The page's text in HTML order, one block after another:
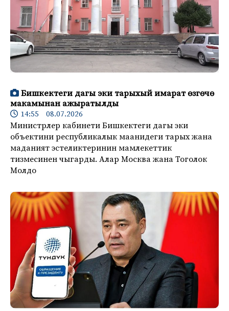
Бишкектеги дагы эки тарыхый имарат өзгөчө
макамынан ажыратылды
14:55 08.07.2026
Министрлер кабинети Бишкектеги дагы эки
объектини республикалык маанидеги тарых жана
маданият эстеликтеринин мамлекеттик
тизмесинен чыгарды. Алар Москва жана Тоголок
Молдо